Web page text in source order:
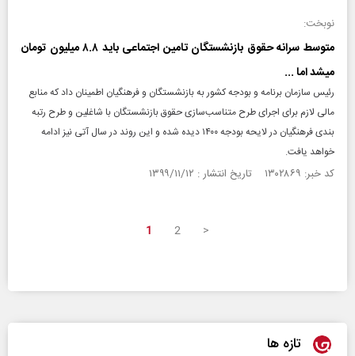
نوبخت:
متوسط سرانه حقوق بازنشستگان تامین اجتماعی باید ۸.۸ میلیون تومان
می‎شد اما ...
رئیس سازمان برنامه و بودجه کشور به بازنشستگان و فرهنگیان اطمینان داد که منابع
مالی لازم برای اجرای طرح متناسب‌سازی حقوق بازنشستگان با شاغلین و طرح رتبه
بندی فرهنگیان در لایحه بودجه ۱۴۰۰ دیده شده و این روند در سال آتی نیز ادامه
خواهد یافت.
کد خبر: ۱۳۰۲۸۶۹ تاریخ انتشار : ۱۳۹۹/۱۱/۱۲
1 2 >
تازه ها